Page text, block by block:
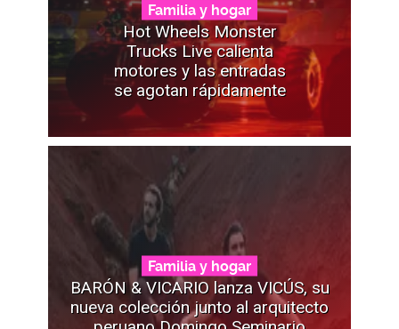
Familia y hogar
Hot Wheels Monster
Trucks Live calienta
motores y las entradas
se agotan rápidamente
Familia y hogar
BARÓN & VICARIO lanza VICÚS, su
nueva colección junto al arquitecto